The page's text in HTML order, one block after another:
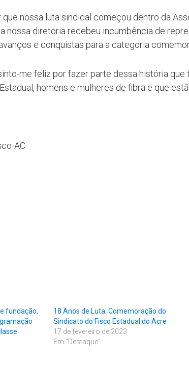
nossa luta sindical começou dentro da
nossa diretoria recebeu incumbência de
e conquistas para a categoria
me feliz por fazer parte dessa história
homens e mulheres de fibra e que
AC
fundação,
18 Anos de Luta: Comemoração do
Sindicato do Fisco Estadual do Acre
17 de fevereiro de 2023
Em "Destaque"